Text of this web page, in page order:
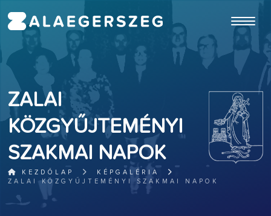
ZALAI
KÖZGYŰJTEMÉNYI
SZAKMAI NAPOK
KEZDŐLAP
KÉPGALÉRIA
ZALAI KÖZGYŰJTEMÉNYI SZAKMAI NAPOK